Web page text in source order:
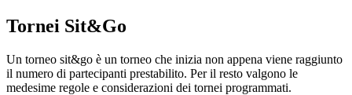
Tornei Sit&Go
Un torneo sit&go è un torneo che inizia non appena viene raggiunto
il numero di partecipanti prestabilito. Per il resto valgono le
medesime regole e considerazioni dei tornei programmati.